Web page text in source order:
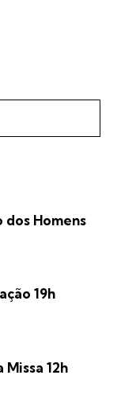
Homens
19h
12h